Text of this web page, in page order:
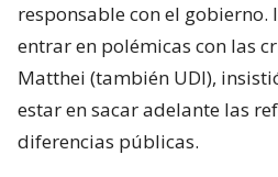
responsable con el gobierno.
entrar en polémicas con las
Matthei (también UDI),
estar en sacar adelante las
diferencias públicas.